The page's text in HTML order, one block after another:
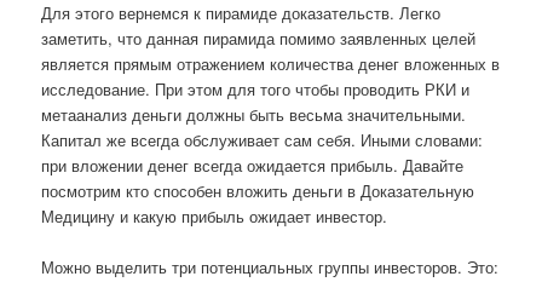
Для этого вернемся к пирамиде доказательств. Легко
заметить, что данная пирамида помимо заявленных целей
является прямым отражением количества денег вложенных в
исследование. При этом для того чтобы проводить РКИ и
метаанализ деньги должны быть весьма значительными.
Капитал же всегда обслуживает сам себя. Иными словами:
при вложении денег всегда ожидается прибыль. Давайте
посмотрим кто способен вложить деньги в Доказательную
Медицину и какую прибыль ожидает инвестор.
Можно выделить три потенциальных группы инвесторов. Это: